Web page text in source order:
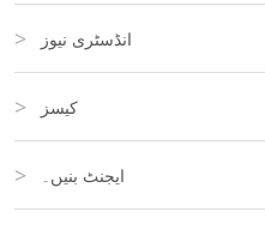
انڈسٹری نیوز
کیسز
ایجنٹ بنیں۔